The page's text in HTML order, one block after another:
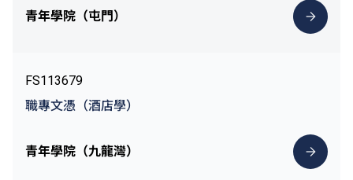
青年學院（屯門）
FS113679
職專文憑（酒店學）
青年學院（九龍灣）